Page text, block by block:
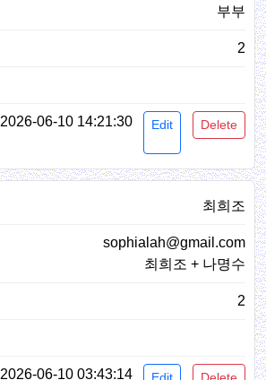
부부
2
2026-06-10 14:21:30 Edit Delete
최희조
sophialah@gmail.com
최희조 + 나명수
2
2026-06-10 03:43:14 Edit Delete